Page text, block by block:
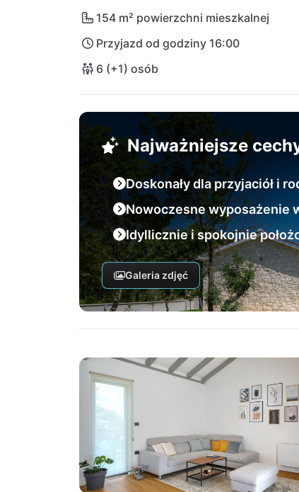
154 m² powierzchni mieszkalnej
Przyjazd od godziny 16:00
6 (+1) osób
Najważniejsze
Doskonały dla przyjaciół i
Nowoczesne wyposażenie
Idyllicznie i spokojnie
Galeria zdjęć